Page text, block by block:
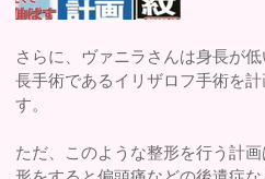
さらに、ヴァニラさんは身長が
長手術であるイリザロフ手術を
す。
ただ、このような整形を行う計